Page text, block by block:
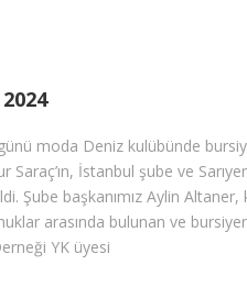
moda Deniz kulübünde
Saraç’ın, İstanbul şube ve
Şube başkanımız Aylin
arasında bulunan ve
YK üyesi